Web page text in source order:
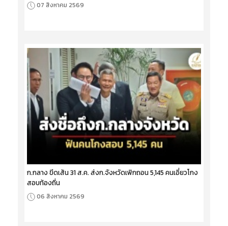
07 สิงหาคม 2569
ก.กลาง ขีดเส้น 31 ส.ค. ส่งก.จังหวัดเพิกถอน 5,145 คนเอี่ยวโกง
สอบท้องถิ่น
06 สิงหาคม 2569